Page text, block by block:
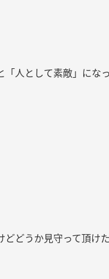
「人として素敵」にな
どどうか見守って頂け